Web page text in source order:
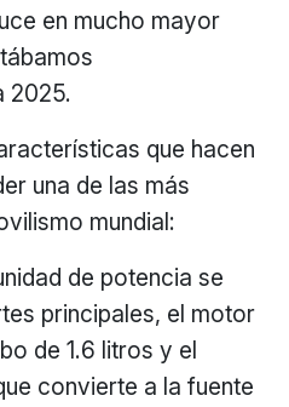
en mucho mayor
2025.
que hacen
una de las más
mundial:
de potencia se
principales, el motor
de 1.6 litros y el
convierte a la fuente